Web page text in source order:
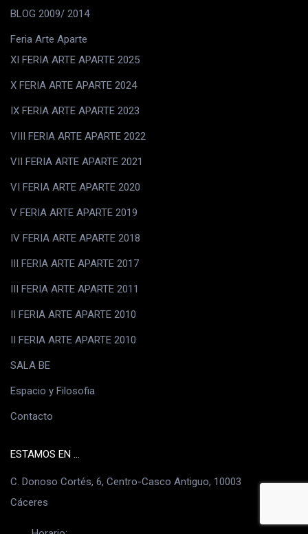
BLOG 2009/ 2014
Feria Arte Aparte
XI FERIA ARTE APARTE 2025
X FERIA ARTE APARTE 2024
IX FERIA ARTE APARTE 2023
VIII FERIA ARTE APARTE 2022
VII FERIA ARTE APARTE 2021
VI FERIA ARTE APARTE 2020
V FERIA ARTE APARTE 2019
IV FERIA ARTE APARTE 2018
III FERIA ARTE APARTE 2017
III FERIA ARTE APARTE 2011
II FERIA ARTE APARTE 2010
II FERIA ARTE APARTE 2010
SALA BE
Espacio y Filosofia
Contacto
ESTAMOS EN ...
C. Donoso Cortés, 6, Centro-Casco Antiguo, 10003
Cáceres